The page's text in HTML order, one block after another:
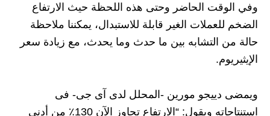
وفي الوقت الحاضر وحتى هذه اللحظة حيث الارتفاع
الضخم للعملات الغير قابلة للاستبدال، يمكننا ملاحظة
حالة من التشابه بين ما حدث وما يحدث، مع زيادة سعر
الإيثيريوم.
ويمضى دييجو مورين -المحلل لدى آى جى- فى
استنتاجاته ويقول: “الارتفاع تجاوز الآن 130٪ من أدنى